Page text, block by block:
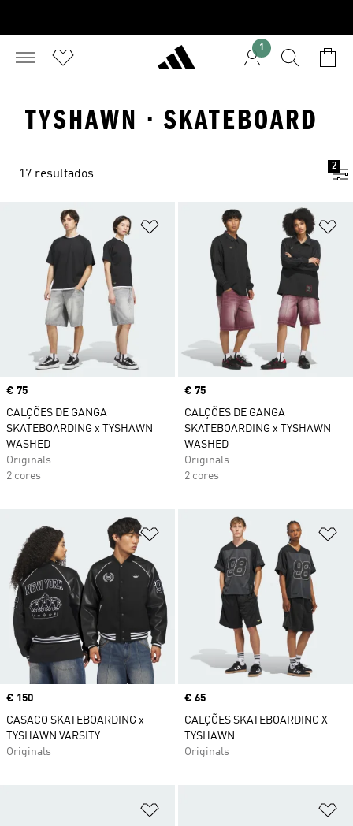
1
TYSHAWN · SKATEBOARD
17 resultados
2
Adicionar à Lista de Desejos
Price
€ 75
CALÇÕES DE GANGA
SKATEBOARDING x TYSHAWN
WASHED
Originals
2 cores
Price
€ 75
CALÇÕES DE GANGA
SKATEBOARDING x TYSHAWN
WASHED
Originals
2 cores
Adicionar à Lista de Desejos
Price
€ 150
CASACO SKATEBOARDING x
TYSHAWN VARSITY
Originals
Price
€ 65
CALÇÕES SKATEBOARDING X
TYSHAWN
Originals